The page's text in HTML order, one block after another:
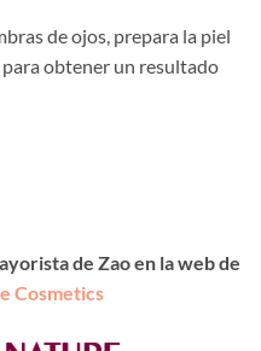
de ojos, prepara la piel
obtener un resultado
de Zao en la web de
Cosmetics